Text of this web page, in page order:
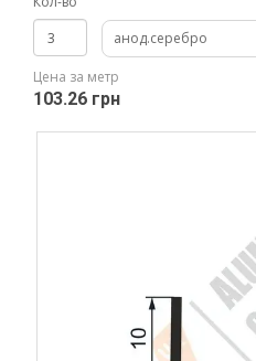
анод.серебро
Цена за метр
103.26 грн